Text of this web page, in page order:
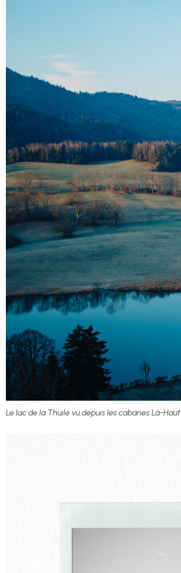
Le lac de la Thuile vu depuis les cabanes Là-Haut